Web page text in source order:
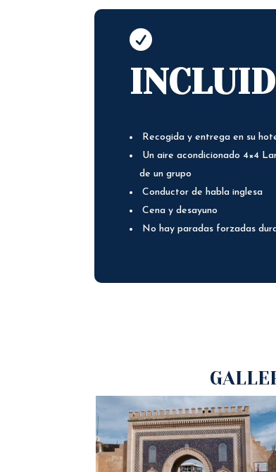

Recogida y entrega en su
Un aire acondicionado 4×4
de un grupo
Conductor de habla inglesa
Cena y desayuno
No hay paradas forzadas